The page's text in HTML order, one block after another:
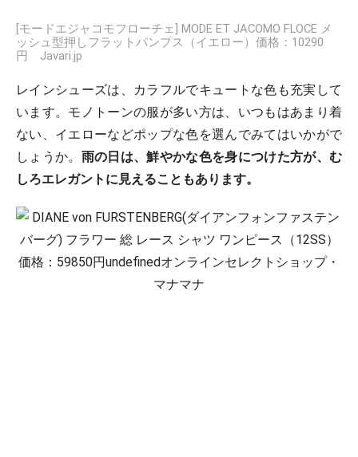
[モードエジャコモフローチェ] MODE ET JACOMO FLOCE メ
ッシュ型押しフラットパンプス（イエロー）価格：10290
円 Javari.jp
レインシューズは、カラフルでキュートな色も充実して
います。モノトーンの服が多い方は、いつもはあまり着
ない、イエローなどポップな色を選んでみてはいかがで
しょうか。 雨の日は、鮮やかな色を身につけた方が、む
しろエレガントに見えることもあります。